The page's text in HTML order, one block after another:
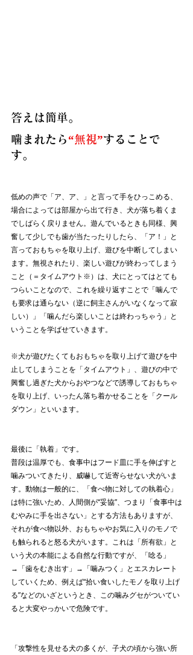
答えは簡単。
噛まれたら “無視”することで
す。
低めの声で「ア、ア、」と言って手をひっこめる、
場合によっては部屋から出て行き、犬が落ち着くま
でしばらく戻りません。遊んでいるときも同様、興
奮して少しでも歯が当たったりしたら、「ア！」と
言っておもちゃを取り上げ、遊びを中断してしまい
ます。無視されたり、楽しい遊びが終わってしまう
こと（＝タイムアウト※）は、犬にとってはとても
つらいことなので、これを繰り返すことで「噛んで
も要求は通らない（逆に飼主さんがいなくなって寂
しい）」「噛んだら楽しいことは終わっちゃう」と
いうことを学ばせていきます。
※犬が遊びたくてもおもちゃを取り上げて遊びを中
止してしまうことを「タイムアウト」、遊びの中で
興奮し過ぎた犬からおやつなどで誘導しておもちゃ
を取り上げ、いったん落ち着かせることを「クール
ダウン」といいます。
最後に「執着」です。
普段は温厚でも、食事中はフード皿に手を伸ばすと
噛みついてきたり、威嚇して近寄らせない犬がいま
す。動物は一般的に、「食べ物に対しての執着心」
は特に強いため、人間側が“妥協”、つまり「食事中は
むやみに手を出さない」とする方法もありますが、
それが食べ物以外、おもちゃやお気に入りのモノで
も触られると怒る犬がいます。これは「所有欲」と
いう犬の本能による自然な行動ですが、「唸る」
→「歯をむき出す」→「噛みつく」とエスカレート
していくため、例えば“拾い食いしたモノを取り上げ
る”などのいざというとき、この噛みグセがついてい
ると大変やっかいで危険です。
「攻撃性を見せる犬の多くが、子犬の頃から強い所